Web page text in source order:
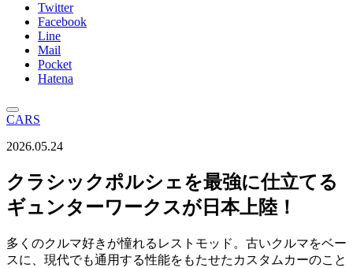
Twitter
Facebook
Line
Mail
Pocket
Hatena
CARS
2026.05.24
クラシックポルシェを最強に仕立てる
ギュンターワークスが日本上陸！
多くのクルマ好きが憧れるレストモッド。古いクルマをベー
スに、現代でも通用する性能をもたせたカスタムカーのこと